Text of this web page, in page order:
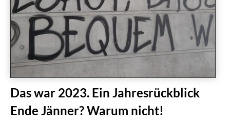
Das war 2023. Ein Jahresrückblick
Ende Jänner? Warum nicht!